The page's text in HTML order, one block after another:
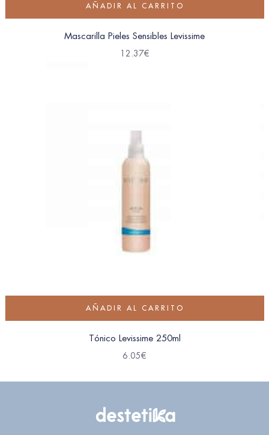
AÑADIR AL CARRITO
Mascarilla Pieles Sensibles Levissime
12.37€
AÑADIR AL CARRITO
Tónico Levissime 250ml
6.05€